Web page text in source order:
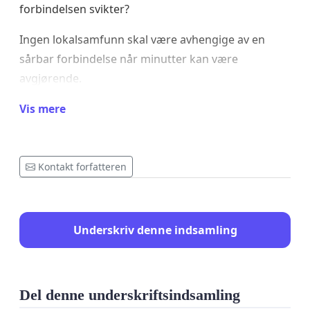
forbindelsen svikter?
Ingen lokalsamfunn skal være avhengige av en
sårbar forbindelse når minutter kan være
avgjørende.
En bro mellom Ågskaret og Forøy vil:
døgnet, hele året.
Styrke beredskapen ved ulykker, sykdom og
Legge til rette for vekst, bosetting og
sikre fremtidig utvikling i regionen.
Vis mere
Kontakt forfatteren
Underskriv denne indsamling
Del denne underskriftsindsamling